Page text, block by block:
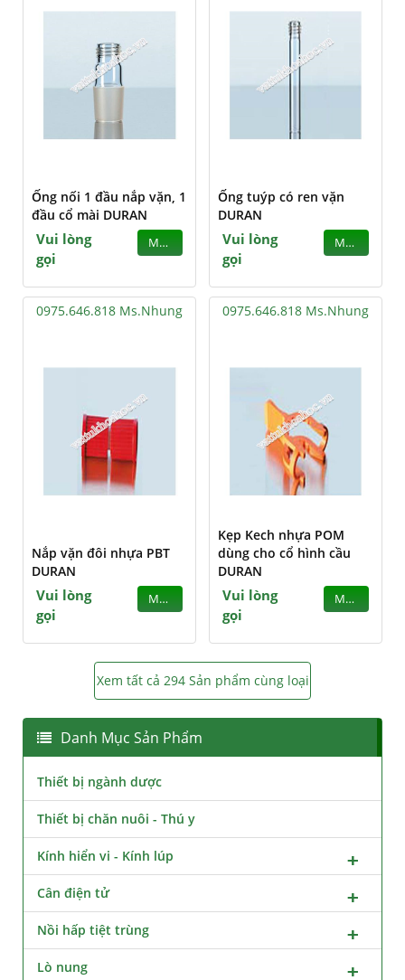
Ống nối 1 đầu nắp vặn, 1
đầu cổ mài DURAN
Vui lòng
gọi
MUA
Ống tuýp có ren vặn
DURAN
Vui lòng
gọi
MUA
0975.646.818 Ms.Nhung
Nắp vặn đôi nhựa PBT
DURAN
Vui lòng
gọi
MUA
0975.646.818 Ms.Nhung
Kẹp Kech nhựa POM
dùng cho cổ hình cầu
DURAN
Vui lòng
gọi
MUA
Xem tất cả 294 Sản phẩm cùng loại
Danh Mục Sản Phẩm
Thiết bị ngành dược
Thiết bị chăn nuôi - Thú y
Kính hiển vi - Kính lúp
Cân điện tử
Nồi hấp tiệt trùng
Lò nung